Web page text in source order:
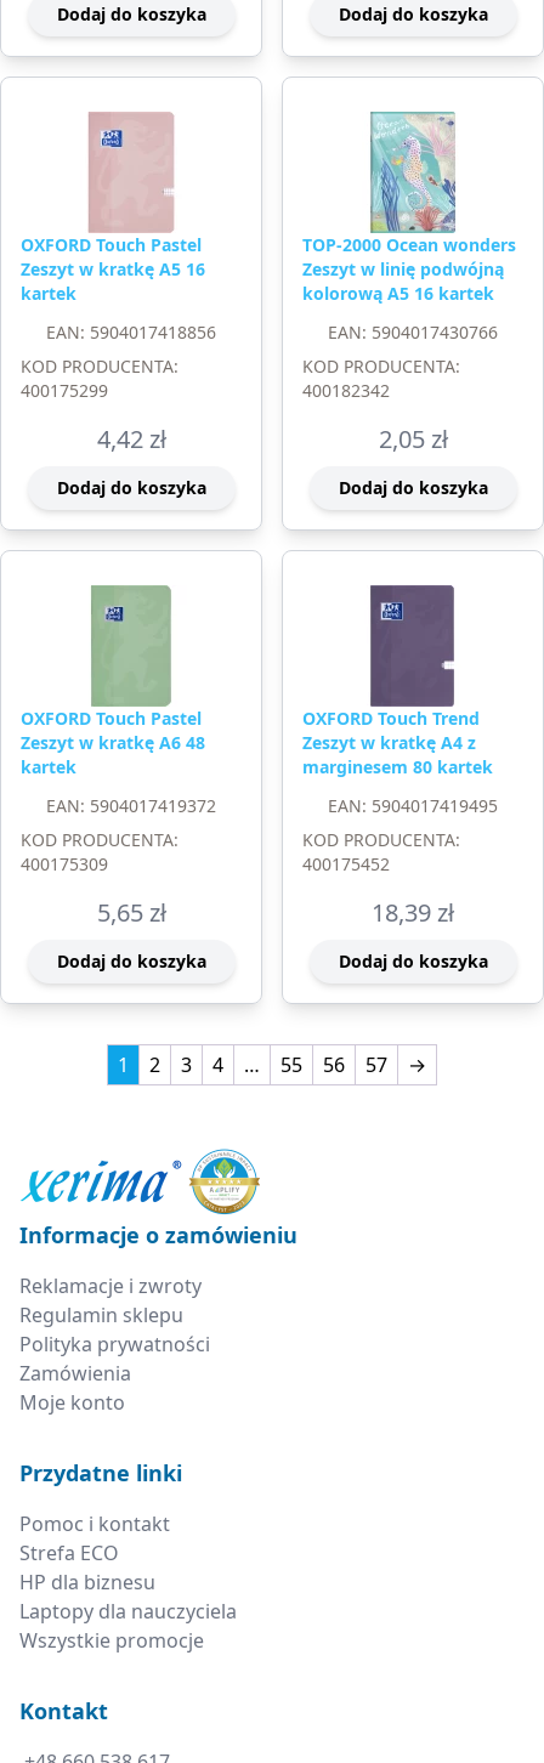
Dodaj do koszyka Dodaj do koszyka
OXFORD Touch Pastel
Zeszyt w kratkę A5 16
kartek
EAN: 5904017418856
KOD PRODUCENTA:
400175299
4,42zł
Dodaj do koszyka
TOP-2000 Ocean wonders
Zeszyt w linię podwójną
kolorową A5 16 kartek
EAN: 5904017430766
KOD PRODUCENTA:
400182342
2,05zł
Dodaj do koszyka
OXFORD Touch Pastel
Zeszyt w kratkę A6 48
kartek
EAN: 5904017419372
KOD PRODUCENTA:
400175309
5,65zł
Dodaj do koszyka
OXFORD Touch Trend
Zeszyt w kratkę A4 z
marginesem 80 kartek
EAN: 5904017419495
KOD PRODUCENTA:
400175452
18,39zł
Dodaj do koszyka
1 2 3 4 … 55 56 57 →
Informacje o zamówieniu
Reklamacje i zwroty
Regulamin sklepu
Polityka prywatności
Zamówienia
Moje konto
Przydatne linki
Pomoc i kontakt
Strefa ECO
HP dla biznesu
Laptopy dla nauczyciela
Wszystkie promocje
Kontakt